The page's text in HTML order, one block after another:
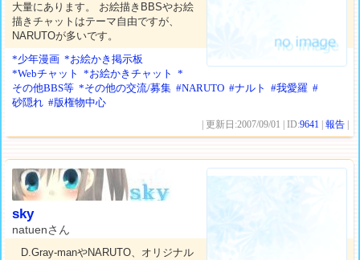
大量にあります。 お絵描きBBSやお絵
描きチャットはテーマ自由ですが、
NARUTOが多いです。
*少年漫画 *お絵かき掲示板
*Webチャット
*お絵かきチャット
*
その他BBS等 *その他の交流/募集 #NARUTO #ナルト #我愛羅 #
砂隠れ #版権物中心
| 更新日:2007/09/01 | ID:9641 |報告
sky
natuenさん
D.Gray-manやNARUTO、オリジナル